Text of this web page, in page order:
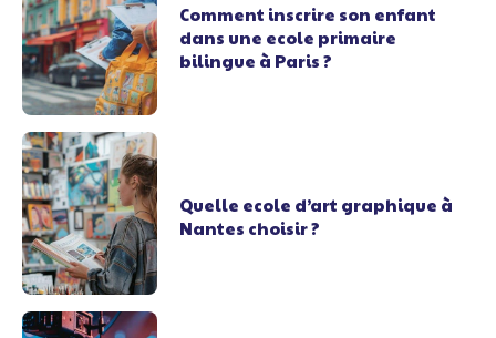
Comment inscrire son enfant
dans une ecole primaire
bilingue à Paris ?
Quelle ecole d’art graphique à
Nantes choisir ?